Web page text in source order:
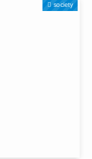
society